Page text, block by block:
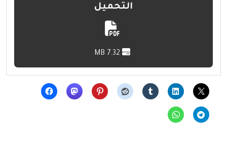
التحميل